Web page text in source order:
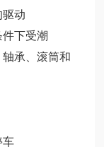
驱动
下受潮
承、滚筒和
车